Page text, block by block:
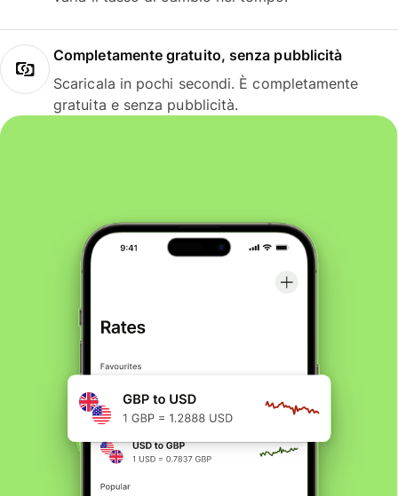
Completamente gratuito, senza pubblicità
Scaricala in pochi secondi. È completamente
gratuita e senza pubblicità.